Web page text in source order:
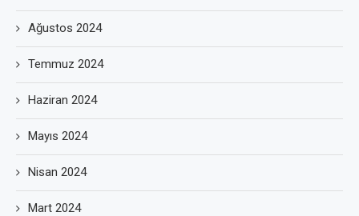
Ağustos 2024
Temmuz 2024
Haziran 2024
Mayıs 2024
Nisan 2024
Mart 2024